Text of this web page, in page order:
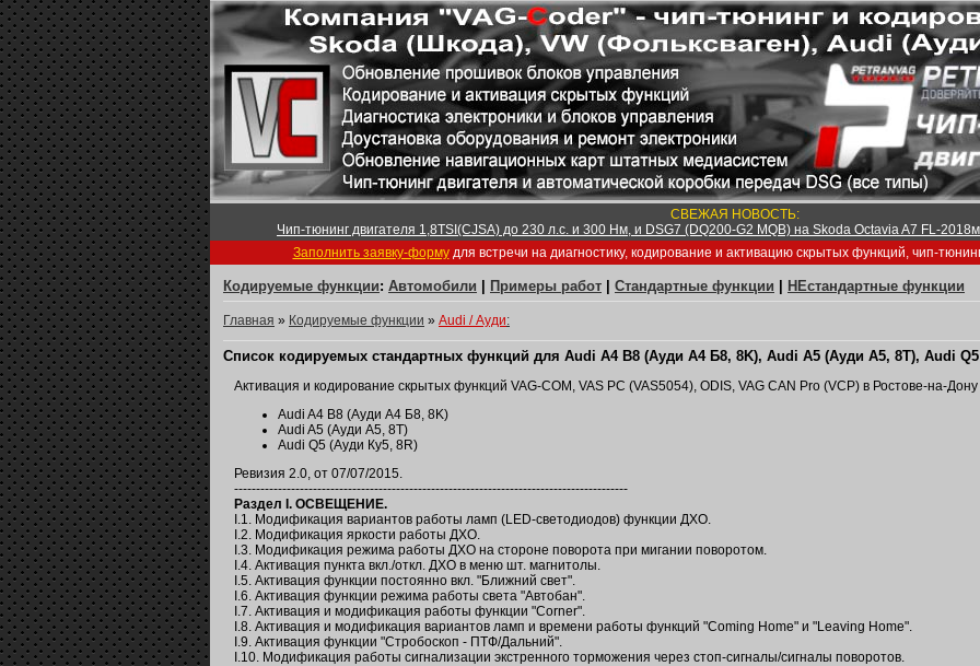
СВЕЖАЯ НОВОСТЬ:
Чип-тюнинг двигателя 1,8TSI(CJSA) до 230 л.с. и 300 Нм, и DSG7 (DQ200-G2 MQB) на Skoda Octavia A7 FL-
Заполнить заявку-формудля встречи на диагностику, кодирование и активацию скрытых функций, чип-
Кодируемые функции: Автомобили Примеры работ Стандартные функции НЕстандартные функции
Главная » Кодируемые функции » Audi / Ауди:
Список кодируемых стандартных функций для Audi A4 B8 (Ауди А4 Б8, 8K), Audi A5 (Ауди А5, 8T), Audi
Активация и кодирование скрытых функций VAG-COM, VAS PC (VAS5054), ODIS, VAG CAN Pro (VCP) в Ростове-на-
Audi A4 B8 (Ауди А4 Б8, 8K)
Audi A5 (Ауди А5, 8T)
Audi Q5 (Ауди Ку5, 8R)
Ревизия 2.0, от 07/07/2015.
------------------------------------------------------------------------------------------
Раздел I. ОСВЕЩЕНИЕ.
I.1. Модификация вариантов работы ламп (LED-светодиодов) функции ДХО.
I.2. Модификация яркости работы ДХО.
I.3. Модификация режима работы ДХО на стороне поворота при мигании поворотом.
I.4. Активация пункта вкл./откл. ДХО в меню шт. магнитолы.
I.5. Активация функции постоянно вкл. "Ближний свет".
I.6. Активация функции режима работы света "Автобан".
I.7. Активация и модификация работы функции "Corner".
I.8. Активация и модификация вариантов ламп и времени работы функций "Coming Home" и "Leaving Home".
I.9. Активация функции "Стробоскоп - ПТФ/Дальний".
I.10. Модификация работы сигнализации экстренного торможения через стоп-сигналы/сигналы поворотов.